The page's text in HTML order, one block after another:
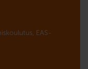
EAS-